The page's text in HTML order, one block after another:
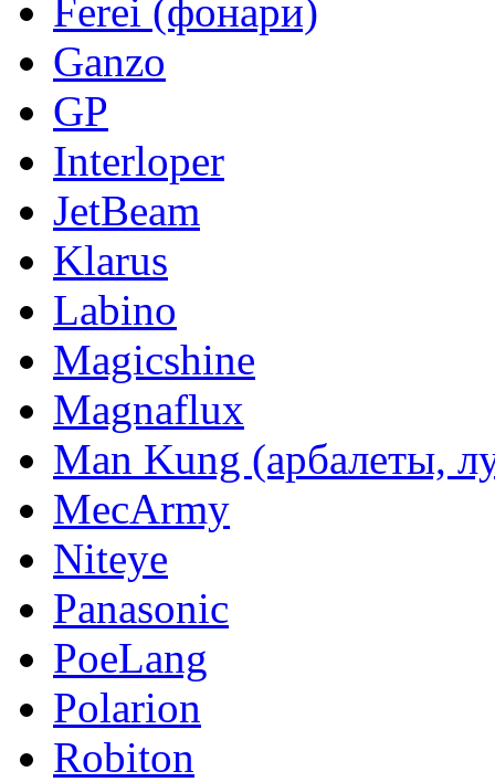
Ferei (фонари)
Ganzo
GP
Interloper
JetBeam
Klarus
Labino
Magicshine
Magnaflux
Man Kung (арбалеты,
MecArmy
Niteye
Panasonic
PoeLang
Polarion
Robiton